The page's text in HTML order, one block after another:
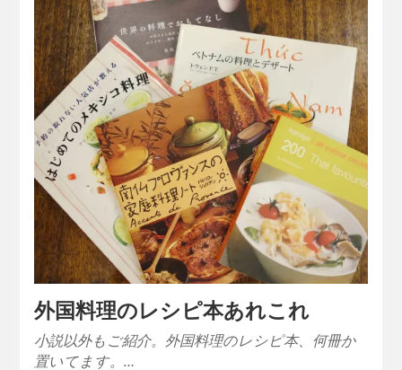
外国料理のレシピ本あれこれ
小説以外もご紹介。外国料理のレシピ本、何冊か
置いてます。…